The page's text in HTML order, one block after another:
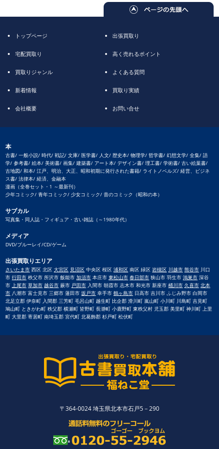
トップページ 出張買取り
宅配買取り 高く売れるポイント
買取りジャンル よくある質問
新着情報 買取り実績
会社概要 お問い合せ
本
古書/ 一般小説/ 時代/ 戦記/ 文庫/ 医学書/ 人文/ 歴史本/ 物理学/ 哲学書/ 幻想文学/ 全集/ 語
学/ 参考書/ 絵本/ 美術書/ 画集/ 建築書/ アート本/ デザイン書/ 理工書/ 学術書/ 古い絵葉書/
古地図/ 和本/ 江戸、明治、大正、昭和初期に発行された書籍/ ライトノベルズ/ 経営、ビジネ
ス書/ 法律本/ 経済、金融本
漫画（全巻セット・1 ～最新刊）
少年コミック/ 青年コミック/ 少女コミック/ 昔のコミック（昭和の本）
サブカル
写真集・同人誌・フィギュア・古い雑誌（～1980年代）
メディア
DVD/ブルーレイ/CD/ゲーム
出張買取りエリア
さいたま市 西区 北区大宮区 見沼区 中央区 桜区浦和区 南区 緑区岩槻区 川越市 熊谷市 川口
市行田市 秩父市 所沢市 飯能市加須市 本庄市東松山市 春日部市 狭山市 羽生市鴻巣市 深谷
市上尾市 草加市 越谷市 蕨市 戸田市 入間市 朝霞市 志木市 和光市 新座市桶川市 久喜市 北本
市 八潮市 富士見市 三郷市 蓮田市坂戸市 幸手市鶴ヶ島市 日高市 吉川市 ふじみ野市 白岡市
北足立郡 伊奈町 入間郡 三芳町 毛呂山町 越生町 比企郡 滑川町 嵐山町 小川町 川島町 吉見町
鳩山町 ときがわ町 秩父郡 横瀬町 皆野町 長瀞町 小鹿野町 東秩父村 児玉郡 美里町 神川町 上里
町 大里郡 寄居町 南埼玉郡 宮代町 北葛飾郡 杉戸町 松伏町
〒364-0024 埼玉県北本市石戸5－290